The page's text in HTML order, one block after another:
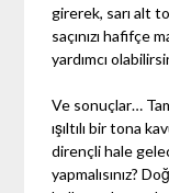
girerek, sarı alt
saçınızı hafifçe
yardımcı
Ve sonuçlar…
ışıltılı bir tona
dirençli hale
yapmalısınız?